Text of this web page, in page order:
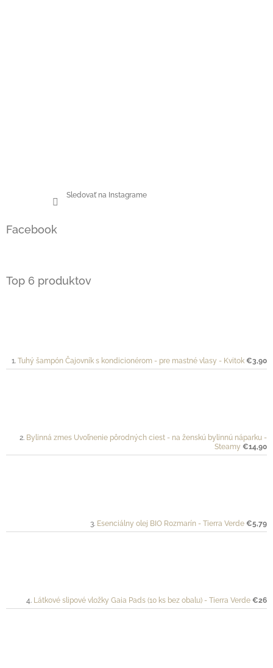
Sledovať na Instagrame
Facebook
Top 6 produktov
Tuhý šampón Čajovník s kondicionérom - pre mastné vlasy - Kvitok €3,90
Bylinná zmes Uvoľnenie pôrodných ciest - na ženskú bylinnú náparku -
Steamy €14,90
Esenciálny olej BIO Rozmarín - Tierra Verde €5,79
Látkové slipové vložky Gaia Pads (10 ks bez obalu) - Tierra Verde €26